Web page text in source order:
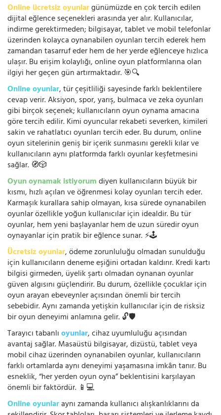
Online ücretsiz oyunlargünümüzde en çok tercih edilen
dijital eğlence seçenekleri arasında yer alır. Kullanıcılar,
indirme gerektirmeden; bilgisayar, tablet ve mobil telefonlar
üzerinden kolayca oynanabilen oyunları tercih ederek hem
zamandan tasarruf eder hem de her yerde eğlenceye hızlıca
ulaşır. Bu erişim kolaylığı, online oyun platformlarına olan
ilgiyi her geçen gün artırmaktadır. 🎯🔍
Online oyunlar, tür çeşitliliği sayesinde farklı beklentilere
cevap verir. Aksiyon, spor, yarış, bulmaca ve zeka oyunları
gibi birçok seçenek; kullanıcıların oyun oynama amacına
göre tercih edilir. Kimi oyuncular rekabeti severken, kimileri
sakin ve rahatlatıcı oyunları tercih eder. Bu durum, online
oyun sitelerinin geniş bir içerik sunmasını gerekli kılar ve
kullanıcıların aynı platformda farklı oyunlar keşfetmesini
sağlar. 🧭🎲
Oyun oynamak istiyorumdiyen kullanıcıların büyük bir
kısmı, hızlı açılan ve öğrenmesi kolay oyunları tercih eder.
Karmaşık kurallara sahip olmayan, kısa sürede oynanabilen
oyunlar özellikle yoğun kullanıcılar için idealdir. Bu tür
oyunlar, hem yeni başlayanlar hem de uzun süredir oyun
oynayanlar için pratik bir eğlence sunar. ⚡🕹️
Ücretsiz oyunlar, ödeme zorunluluğu olmadan sunulduğu
için kullanıcıların deneme eşiğini ortadan kaldırır. Kredi kartı
bilgisi girmeden, üyelik şartı olmadan oynanan oyunlar
güven algısını güçlendirir. Bu durum, özellikle çocuklar için
oyun arayan ebeveynler açısından önemli bir tercih
sebebidir. Aynı zamanda yetişkin kullanıcılar için de risksiz
bir oyun deneyimi anlamına gelir. 🔓🛡️
Tarayıcı tabanlıoyunlar, cihaz uyumluluğu açısından
avantaj sağlar. Masaüstü bilgisayar, dizüstü, tablet veya
mobil cihaz üzerinden oynanabilen oyunlar, kullanıcıların
farklı ortamlarda aynı deneyimi yaşamasına imkân tanır. Bu
esneklik, “her yerden oyun oyna” beklentisini karşılayan
önemli bir faktördür. 📱💻
Online oyunlaraynı zamanda kullanıcı alışkanlıklarını da